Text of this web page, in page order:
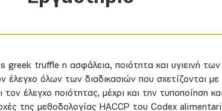
greek truffle η ασφάλεια, ποιότητα και υγιεινή
έλεγχο όλων των διαδικασιών που σχετίζονται
έλεγχο ποιότητας, μέχρι και την τυποποίηση
της μεθοδολογίας HACCP του Codex